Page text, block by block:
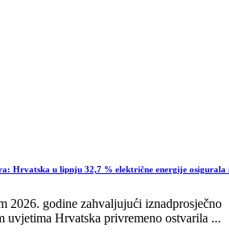
Hrvatska u lipnju 32,7 % električne energije osigurala
2026. godine zahvaljujući iznadprosječno
uvjetima Hrvatska privremeno ostvarila ...